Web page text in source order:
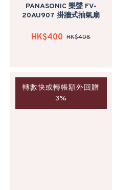
PANASONIC 樂聲 FV-
20AU907 掛牆式抽氣扇
HK$400 HK$408
轉數快或轉帳額外回贈
3%